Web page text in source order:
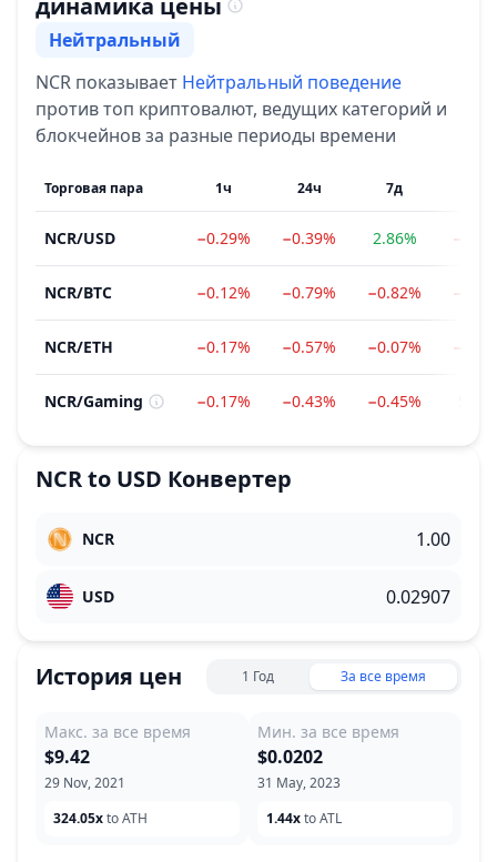
динамика цены
Настроение
Нейтральный
NCR показывает Нейтральный поведение
против топ криптовалют, ведущих категорий и
блокчейнов за разные периоды времени
Торговая пара 1ч 24ч 7д
NCR/USD −0.29% −0.39% 2.86%
NCR/BTC −0.12% −0.79% −0.82%
NCR/ETH −0.17% −0.57% −0.07%
NCR/Gaming −0.17% −0.43% −0.45%
NCRto USD Конвертер
NCR
USD
История цен 1 Год За все время
Макс. за все время
29 Nov, 2021
$9.42
324.05xto ATH
Мин. за все время
31 May, 2023
$0.0202
1.44xto ATL